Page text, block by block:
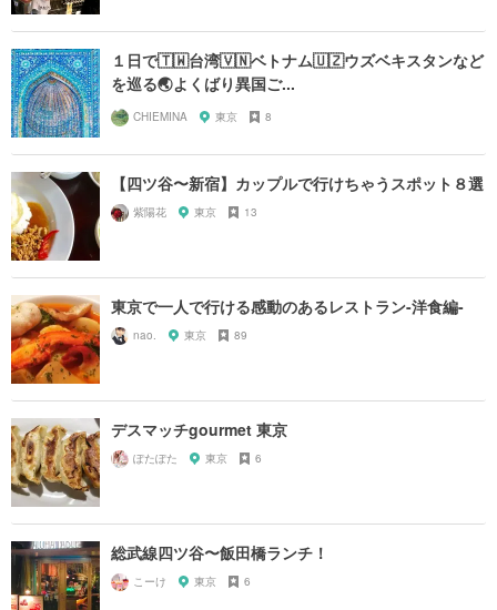
１日で🇹🇼台湾🇻🇳ベトナム🇺🇿ウズベキスタンなど
を巡る🌏️よくばり異国ご...
CHIEMINA 東京 8
【四ツ谷〜新宿】カップルで行けちゃうスポット８選
紫陽花 東京 13
東京で一人で行ける感動のあるレストラン-洋食編-
nao. 東京 89
デスマッチgourmet 東京
ぽたぽた 東京 6
総武線四ツ谷〜飯田橋ランチ！
こーけ 東京 6